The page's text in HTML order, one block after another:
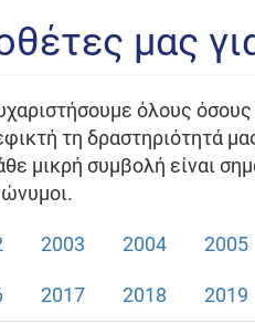
μας
όλους
τη δραστηριότητά
μικρή συμβολή είναι
2003 2004 2005
2017 2018 2019